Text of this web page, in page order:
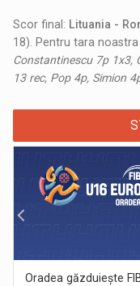
Scor final: Lituania -
18). Pentru tara
Constantinescu 7p 1x3,
13 rec, Pop 4p, Simion
Oradea găzduiește